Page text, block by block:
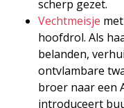
scherp gezet.
Vechtmeisje
hoofdrol. Als
belanden,
ontvlambare
broer naar een
introduceert